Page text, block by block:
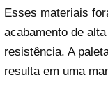
Esses materiais
acabamento de
resistência. A
resulta em uma